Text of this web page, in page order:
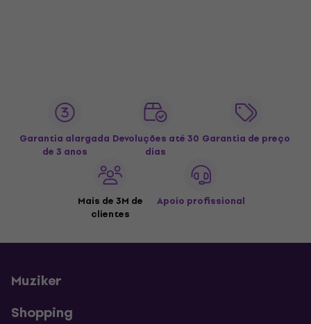
Garantia alargada
de 3 anos
Devoluções até 30
dias
Garantia de preço
Mais de 3M de
clientes
Apoio profissional
Muziker
Shopping